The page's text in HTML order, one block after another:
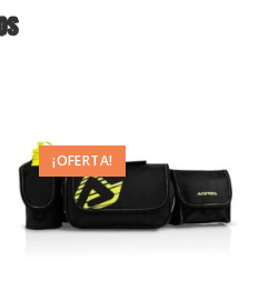
¡OFERTA!